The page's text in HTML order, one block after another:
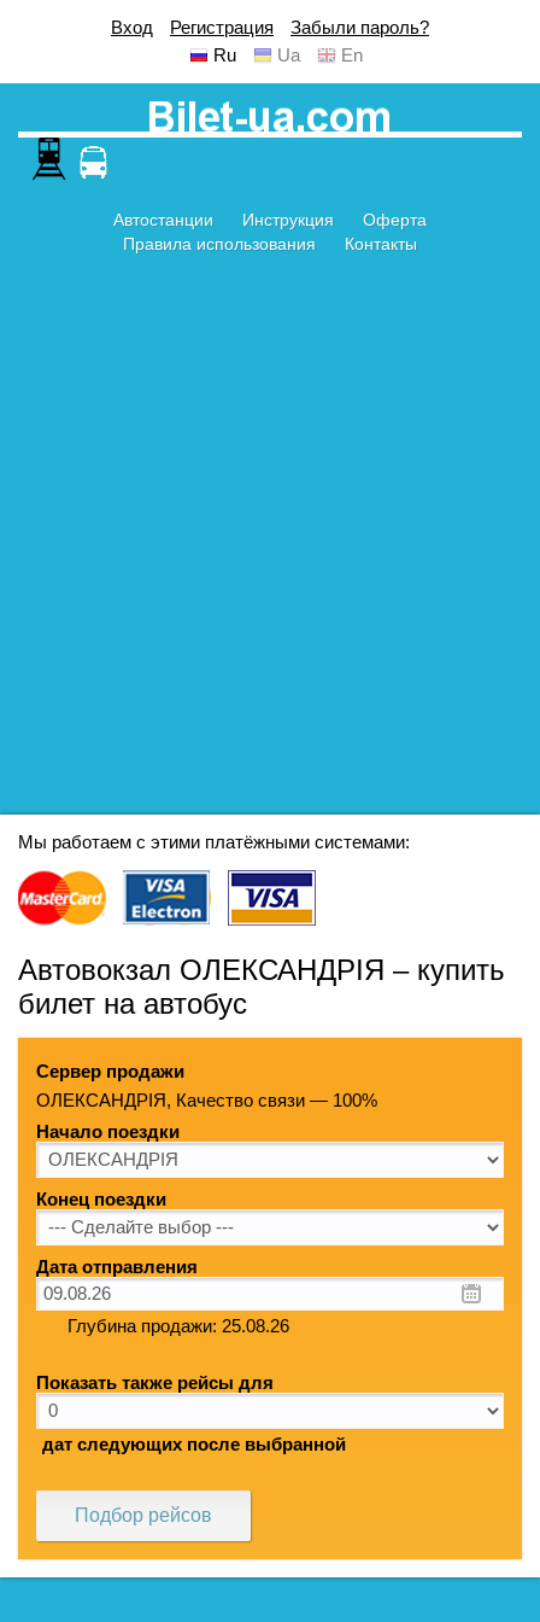
Вход Регистрация
Забыли пароль?
Ru
Ua En
Автостанции Инструкция
Оферта
Правила использования
Контакты
Мы работаем с этими платёжными системами:
Автовокзал ОЛЕКСАНДРІЯ – купить
билет на автобус
Сервер продажи
ОЛЕКСАНДРІЯ, Качество связи — 100%
Начало поездки
Конец поездки
Дата отправления
Глубина продажи: 25.08.26
Показать также рейсы для
дат следующих после выбранной
Подбор рейсов